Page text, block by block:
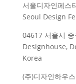
서울디자인페스
Seoul Design
04617 서울시
Designhouse,
Korea
(주)디자인하우